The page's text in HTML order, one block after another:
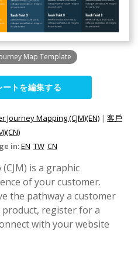
Map Template
トを編集する
Journey Mapping (CJM)(EN) | 客戶
in:EN TW CN
is a graphic
of your customer.
the pathway a customer
register for a
with your website